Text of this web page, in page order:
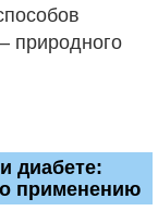
природного
диабете:
применению